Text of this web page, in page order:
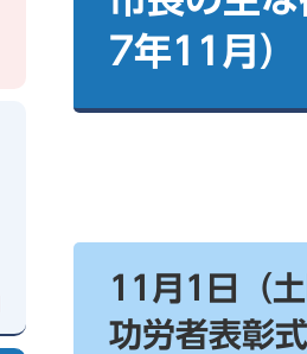
7年11月）
11月1日（
功労者表彰